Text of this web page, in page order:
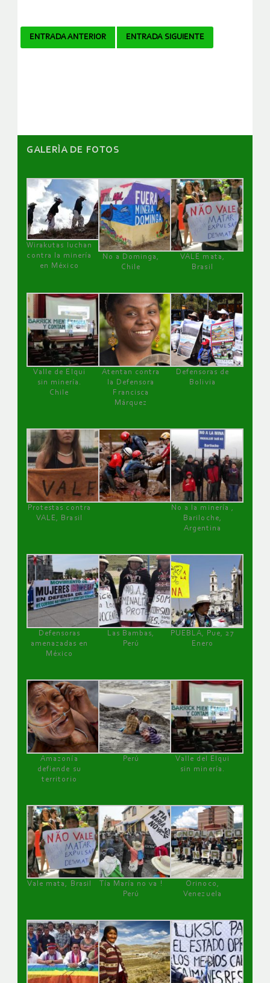
Navegador
ENTRADA ANTERIOR ENTRADA SIGUIENTE
GALERÌA DE FOTOS
Wirakutas luchan
contra la minería
en México
No a Dominga,
Chile
VALE mata,
Brasil
Valle de Elqui
sin minería.
Chile
Atentan contra
la Defensora
Francisca
Márquez
Defensoras de
Bolivia
Protestas contra
VALE, Brasil
No a la minería ,
Bariloche,
Argentina
Defensoras
amenazadas en
México
Las Bambas,
Perú
PUEBLA, Pue, 27
Enero
Amazonía
defiende su
territorio
Perú
Valle del Elqui
sin minería.
Vale mata, Brasil
Tía María no va !
Perú
Orinoco,
Venezuela